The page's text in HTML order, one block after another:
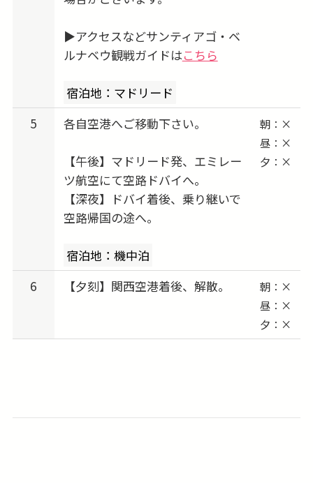
▶アクセスなどサンティアゴ・ベ
ルナベウ観戦ガイドはこちら
宿泊地：マドリード
5
各自空港へご移動下さい。
【午後】マドリード発、エミレー
ツ航空にて空路ドバイへ。
【深夜】ドバイ着後、乗り継いで
空路帰国の途へ。
宿泊地：機中泊
朝：×
昼：×
夕：×
6 【夕刻】関西空港着後、解散。
朝：×
昼：×
夕：×